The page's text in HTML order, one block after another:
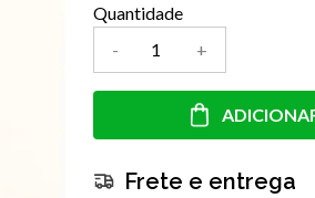
Quantidade
-
+
Frete e entrega